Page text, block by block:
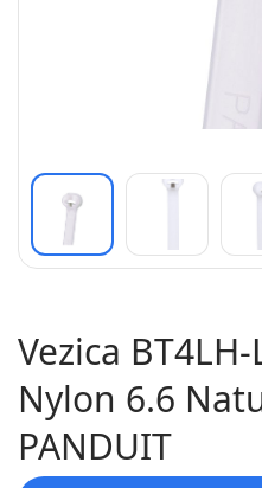
Vezica
Nylon 6.6
PANDUIT